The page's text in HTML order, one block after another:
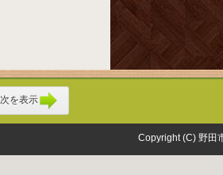
次を表示
Copyright (C) 野田